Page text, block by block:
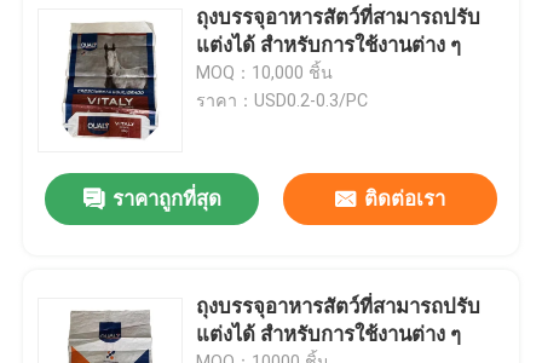
ติดต่อเรา
ข่าว
ขอใบเสนอราคา
ถุง PP ซีเมนต์
ถุงบรรจุอาหารสัตว์ที่สามารถปรับ
แต่งได้ สําหรับการใช้งานต่าง ๆ
MOQ：10,000 ชิ้น
ราคา：USD0.2-0.3/PC
ราคาถูกที่สุด ติดต่อเรา
ถุงบรรจุอาหารสัตว์ที่สามารถปรับ
แต่งได้ สําหรับการใช้งานต่าง ๆ